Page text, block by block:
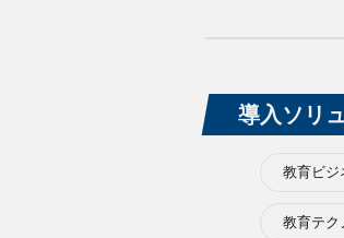
導入ソリ
教育ビジ
教育テク